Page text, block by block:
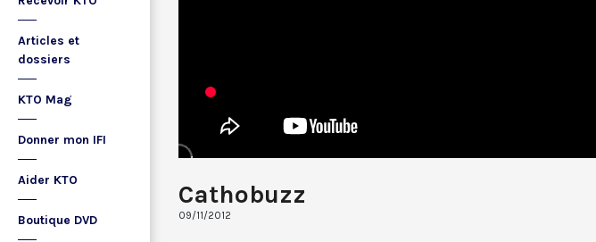
Articles et
dossiers
KTO Mag
Donner mon IFI
Aider KTO
Boutique DVD
Cathobuzz
09/11/2012